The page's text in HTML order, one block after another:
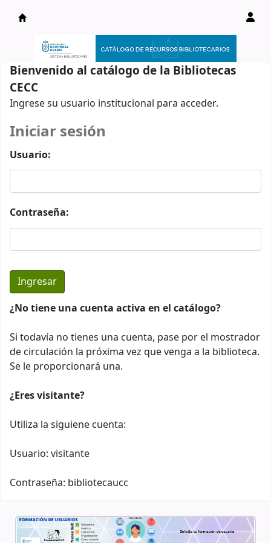
Catálogo en línea
Bienvenido al catálogo de la Bibliotecas
CECC
Ingrese su usuario institucional para acceder.
Iniciar sesión
Usuario:
Contraseña:
¿No tiene una cuenta activa en el catálogo?
Si todavía no tienes una cuenta, pase por el mostrador
de circulación la próxima vez que venga a la biblioteca.
Se le proporcionará una.
¿Eres visitante?
Utiliza la siguiene cuenta:
Usuario: visitante
Contraseña: bibliotecaucc